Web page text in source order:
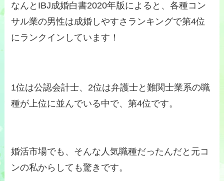
なんとIBJ成婚白書2020年版によると、各種コン
サル業の男性は成婚しやすさランキングで第4位
にランクインしています！
1位は公認会計士、2位は弁護士と難関士業系の職
種が上位に並んでいる中で、第4位です。
婚活市場でも、そんな人気職種だったんだと元コ
ンの私からしても驚きです。